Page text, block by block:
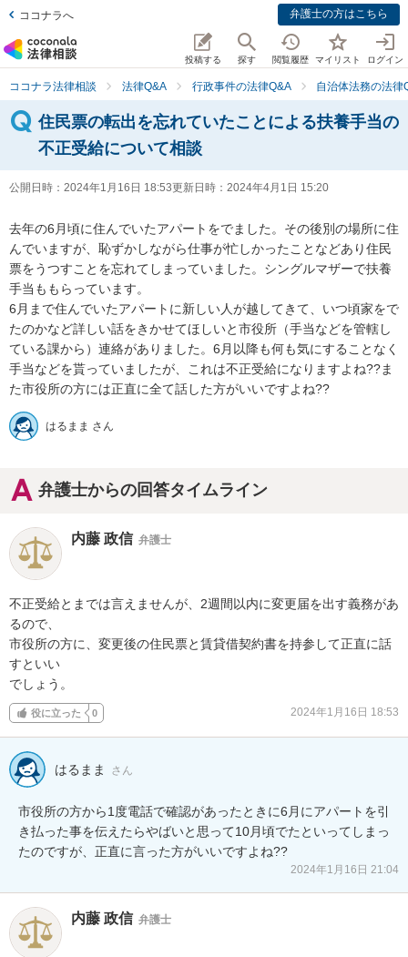
ココナラへ 弁護士の方はこちら
投稿する 探す 閲覧履歴 マイリスト ログイン
ココナラ法律相談 法律Q&A 行政事件の法律Q&A 自治体法務の法律
住民票の転出を忘れていたことによる扶養手当の
不正受給について相談
公開日時： 2024年1月16日 18:53更新日時： 2024年4月1日 15:20
去年の6月頃に住んでいたアパートをでました。その後別の場所に住
んでいますが、恥ずかしながら仕事が忙しかったことなどあり住民
票をうつすことを忘れてしまっていました。シングルマザーで扶養
手当ももらっています。
6月まで住んでいたアパートに新しい人が越してきて、いつ頃家をで
たのかなど詳しい話をきかせてほしいと市役所（手当などを管轄し
ている課から）連絡がありました。6月以降も何も気にすることなく
手当などを貰っていましたが、これは不正受給になりますよね??ま
た市役所の方には正直に全て話した方がいいですよね??
はるまま さん
弁護士からの回答タイムライン
内藤 政信 弁護士
不正受給とまでは言えませんが、2週間以内に変更届を出す義務があ
るので、
市役所の方に、変更後の住民票と賃貸借契約書を持参して正直に話
すといい
でしょう。
役に立った 0 2024年1月16日 18:53
はるまま さん
市役所の方から1度電話で確認があったときに6月にアパートを引
き払った事を伝えたらやばいと思って10月頃でたといってしまっ
たのですが、正直に言った方がいいですよね??
2024年1月16日 21:04
内藤 政信 弁護士